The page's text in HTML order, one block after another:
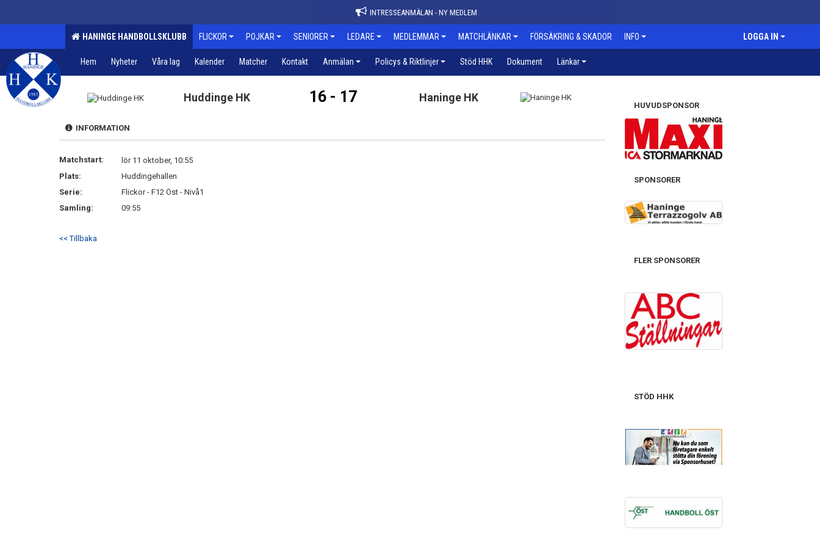
INTRESSEANMÄLAN - NY MEDLEM
HANINGE HANDBOLLSKLUBB FLICKOR POJKAR SENIORER LEDARE MEDLEMMAR MATCHLÄNKAR FÖRSÄKRING & SKADOR INFO LOGGA IN
Hem Nyheter Våra lag Kalender Matcher Kontakt Anmälan Policys & Riktlinjer Stöd HHK Dokument Länkar
Huddinge HK 16 - 17 Haninge HK
INFORMATION
Matchstart:
lör 11 oktober, 10:55
Plats:
Huddingehallen
Serie:
Flickor - F12 Öst - Nivå1
Samling:
09:55
<< Tillbaka
HUVUDSPONSOR
SPONSORER
FLER SPONSORER
STÖD HHK